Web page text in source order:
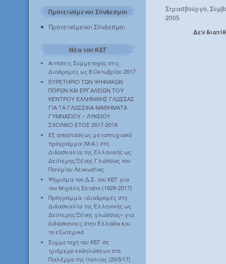
Προτεινόμενοι Σύνδεσμοι
Προτεινόμενοι Σύνδεσμοι
Νέα του ΚΕΓ
Αιτήσεις Συμμετοχής στις
Διαδρομές ως 8 Οκτωβρίου 2017
ΕΥΡΕΤΗΡΙΟ ΤΩΝ ΨΗΦΙΑΚΩΝ
ΠΟΡΩΝ ΚΑΙ ΕΡΓΑΛΕΙΩΝ ΤΟΥ
ΚΕΝΤΡΟΥ ΕΛΛΗΝΙΚΗΣ ΓΛΩΣΣΑΣ
ΓΙΑ ΤΑ ΓΛΩΣΣΙΚΑ ΜΑΘΗΜΑΤΑ
ΓΥΜΝΑΣΙΟΥ – ΛΥΚΕΙΟΥ
ΣΧΟΛΙΚΟ ΕΤΟΣ 2017-2018
Εξ αποστάσεως μεταπτυχιακό
πρόγραμμα (Μ.Α.) στη
Διδασκαλία της Ελληνικής ως
Δεύτερης/Ξένης Γλώσσας του
Παν/μίου Λευκωσίας
Ψήφισμα του Δ.Σ. του ΚΕΓ για
τον Μιχάλη Σετάτο (1929-2017)
Πρόγραμμα «Διαδρομές στη
Διδασκαλία της Ελληνικής ως
Δεύτερης/Ξένης γλώσσας» για
διδάσκοντες στην Ελλάδα και
το εξωτερικό
Συμμετοχή του ΚΕΓ σε
τριήμερο εκδηλώσεων στο
Παλέρμο της Ιταλίας (20/5/17)
Στρασβούργο,
2005
Δεν